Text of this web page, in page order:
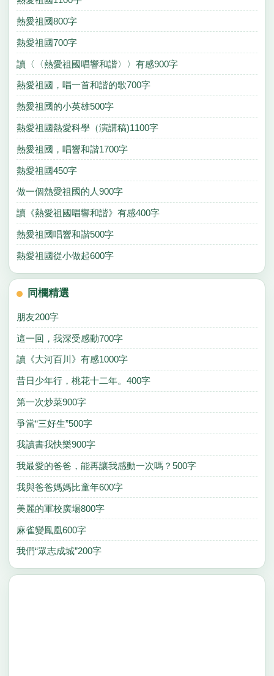
熱愛祖國800字
熱愛祖國700字
讀〈〈熱愛祖國唱響和諧〉〉有感900字
熱愛祖國，唱一首和諧的歌700字
熱愛祖國的小英雄500字
熱愛祖國熱愛科學（演講稿)1100字
熱愛祖國，唱響和諧1700字
熱愛祖國450字
做一個熱愛祖國的人900字
讀《熱愛祖國唱響和諧》有感400字
熱愛祖國唱響和諧500字
熱愛祖國從小做起600字
同欄精選
朋友200字
這一回，我深受感動700字
讀《大河百川》有感1000字
昔日少年行，桃花十二年。400字
第一次炒菜900字
爭當“三好生”500字
我讀書我快樂900字
我最愛的爸爸，能再讓我感動一次嗎？500字
我與爸爸媽媽比童年600字
美麗的軍校廣場800字
麻雀變鳳凰600字
我們“眾志成城”200字